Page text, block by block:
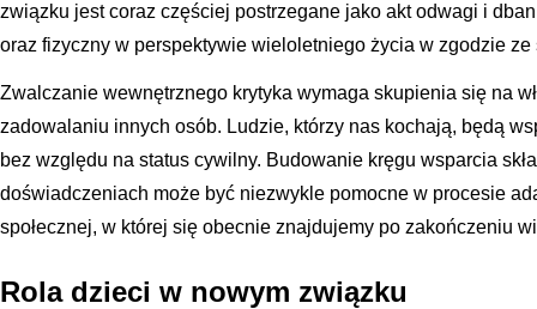
związku jest coraz częściej postrzegane jako akt odwagi i
oraz fizyczny w perspektywie wieloletniego życia w zgodzie ze
Zwalczanie wewnętrznego krytyka wymaga skupienia się na
zadowalaniu innych osób. Ludzie, którzy nas kochają, będą
bez względu na status cywilny. Budowanie kręgu wsparcia
doświadczeniach może być niezwykle pomocne w procesie
społecznej, w której się obecnie znajdujemy po zakończeniu
Rola dzieci w nowym związku